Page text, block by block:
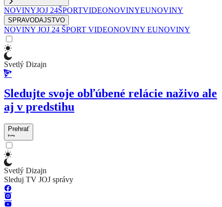
NOVINYJOJ 24ŠPORTVIDEONOVINYEUNOVINY
SPRAVODAJSTVO
NOVINY JOJ 24 ŠPORT VIDEONOVINY EUNOVINY
Svetlý Dizajn
Sledujte svoje obľúbené relácie naživo ale
aj v predstihu
Prehrať
Svetlý Dizajn
Sleduj TV JOJ správy